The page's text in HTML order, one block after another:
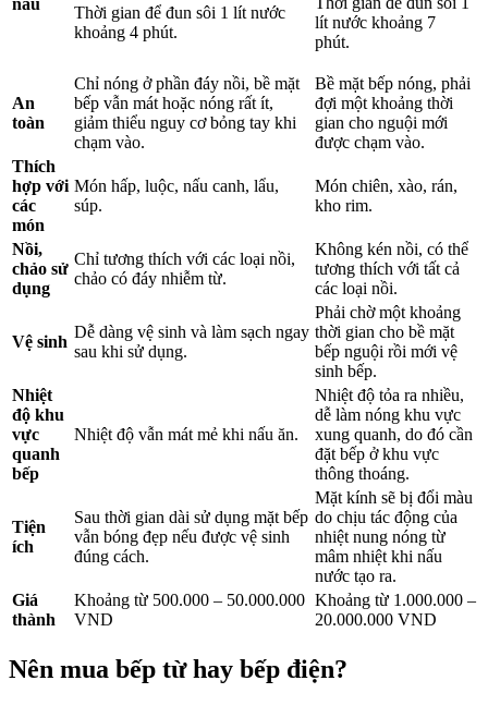
nấu
Thời gian để đun sôi 1 lít nước
khoảng 4 phút.
lít nước khoảng 7
phút.
An
toàn
Chỉ nóng ở phần đáy nồi, bề mặt
bếp vẫn mát hoặc nóng rất ít,
giảm thiểu nguy cơ bỏng tay khi
chạm vào.
Bề mặt bếp nóng, phải
đợi một khoảng thời
gian cho nguội mới
được chạm vào.
Thích
hợp với
các
món
Món hấp, luộc, nấu canh, lẩu,
súp.
Món chiên, xào, rán,
kho rim.
Nồi,
chảo sử
dụng
Chỉ tương thích với các loại nồi,
chảo có đáy nhiễm từ.
Không kén nồi, có thể
tương thích với tất cả
các loại nồi.
Vệ sinh
Dễ dàng vệ sinh và làm sạch ngay
sau khi sử dụng.
Phải chờ một khoảng
thời gian cho bề mặt
bếp nguội rồi mới vệ
sinh bếp.
Nhiệt
độ khu
vực
quanh
bếp
Nhiệt độ vẫn mát mẻ khi nấu ăn.
Nhiệt độ tỏa ra nhiều,
dễ làm nóng khu vực
xung quanh, do đó cần
đặt bếp ở khu vực
thông thoáng.
Tiện
ích
Sau thời gian dài sử dụng mặt bếp
vẫn bóng đẹp nếu được vệ sinh
đúng cách.
Mặt kính sẽ bị đổi màu
do chịu tác động của
nhiệt nung nóng từ
mâm nhiệt khi nấu
nước tạo ra.
Giá
thành
Khoảng từ 500.000 – 50.000.000
VND
Khoảng từ 1.000.000 –
20.000.000 VND
Nên mua bếp từ hay bếp điện?